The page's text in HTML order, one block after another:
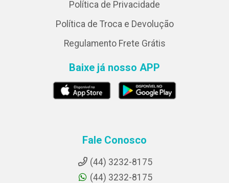
Política de Privacidade
Política de Troca e Devolução
Regulamento Frete Grátis
Baixe já nosso APP
Fale Conosco
(44) 3232-8175
(44) 3232-8175